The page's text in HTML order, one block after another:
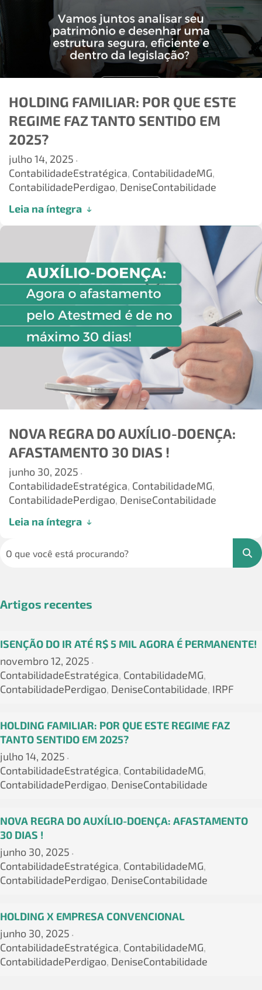
HOLDING FAMILIAR: POR QUE ESTE
REGIME FAZ TANTO SENTIDO EM
2025?
julho 14, 2025 •
ContabilidadeEstratégica, ContabilidadeMG,
ContabilidadePerdigao, DeniseContabilidade
Leia na íntegra
NOVA REGRA DO AUXÍLIO-DOENÇA:
AFASTAMENTO 30 DIAS !
junho 30, 2025 •
ContabilidadeEstratégica, ContabilidadeMG,
ContabilidadePerdigao, DeniseContabilidade
Leia na íntegra
Artigos recentes
ISENÇÃO DO IR ATÉ R$ 5 MIL AGORA É PERMANENTE!
novembro 12, 2025 •
ContabilidadeEstratégica, ContabilidadeMG,
ContabilidadePerdigao, DeniseContabilidade, IRPF
HOLDING FAMILIAR: POR QUE ESTE REGIME FAZ
TANTO SENTIDO EM 2025?
julho 14, 2025 •
ContabilidadeEstratégica, ContabilidadeMG,
ContabilidadePerdigao, DeniseContabilidade
NOVA REGRA DO AUXÍLIO-DOENÇA: AFASTAMENTO
30 DIAS !
junho 30, 2025 •
ContabilidadeEstratégica, ContabilidadeMG,
ContabilidadePerdigao, DeniseContabilidade
HOLDING X EMPRESA CONVENCIONAL
junho 30, 2025 •
ContabilidadeEstratégica, ContabilidadeMG,
ContabilidadePerdigao, DeniseContabilidade